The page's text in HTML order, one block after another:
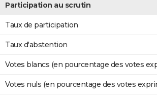
Participation au scrutin
Taux de participation
Taux d'abstention
Votes blancs (en pourcentage des votes
Votes nuls (en pourcentage des votes